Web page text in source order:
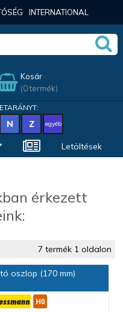
INTERNATIONAL
Kosár
(0 termék)
N Z egyéb
Letöltések
érkezett
7 termék 1 oldalon
oszlop (170 mm)